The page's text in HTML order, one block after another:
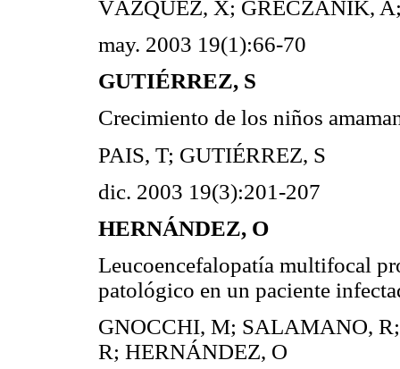
VÁZQUEZ, X; GRECZANIK,
may. 2003 19(1):66-70
GUTIÉRREZ, S
Crecimiento de los niños
PAIS, T; GUTIÉRREZ, S
dic. 2003 19(3):201-207
HERNÁNDEZ, O
Leucoencefalopatía multifocal
patológico en un paciente
GNOCCHI, M; SALAMANO,
R; HERNÁNDEZ, O